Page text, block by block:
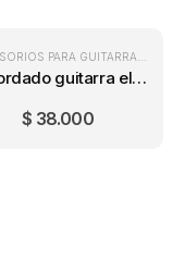
,ENCORDADOS
Encordado guitarra eléctrica Ernie Ball Super Slinky (09-42)
$ 38.000